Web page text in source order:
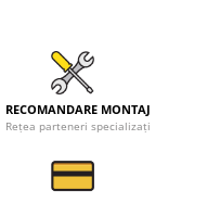
RECOMANDARE MONTAJ
Rețea parteneri specializați